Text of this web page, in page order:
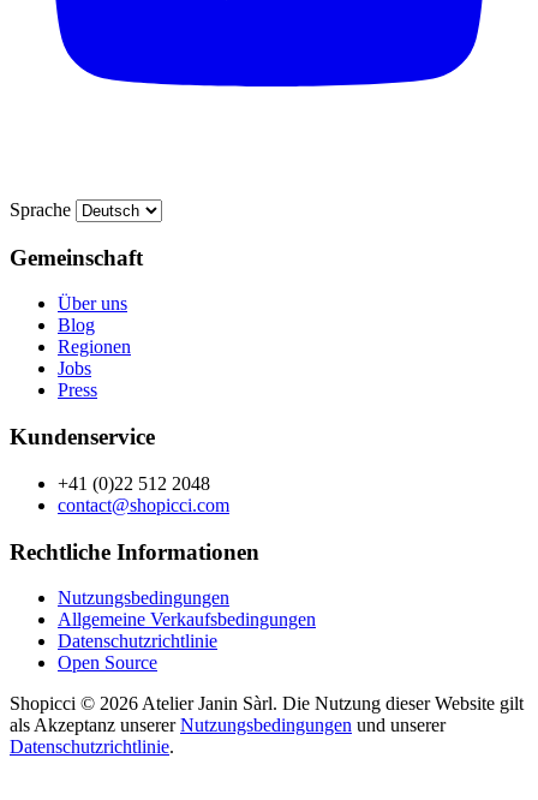
Sprache
Gemeinschaft
Über uns
Blog
Regionen
Jobs
Press
Kundenservice
+41 (0)22 512 2048
contact@shopicci.com
Rechtliche Informationen
Nutzungsbedingungen
Allgemeine Verkaufsbedingungen
Datenschutzrichtlinie
Open Source
Shopicci © 2026 Atelier Janin Sàrl. Die Nutzung dieser Website gilt
als Akzeptanz unsererNutzungsbedingungen und unserer
Datenschutzrichtlinie.